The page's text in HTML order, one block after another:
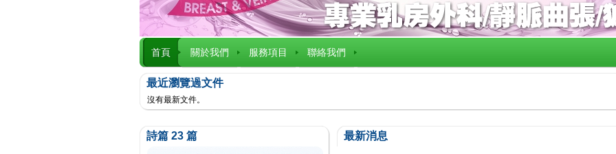
首頁 關於我們 服務項目 聯絡我們
最近瀏覽過文件
沒有最新文件。
詩篇 23 篇 最新消息